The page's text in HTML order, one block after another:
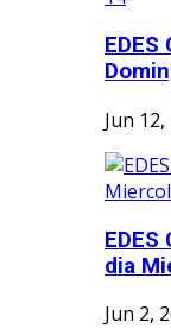
EDES
Jun 12,
EDES
dia
Jun 2,